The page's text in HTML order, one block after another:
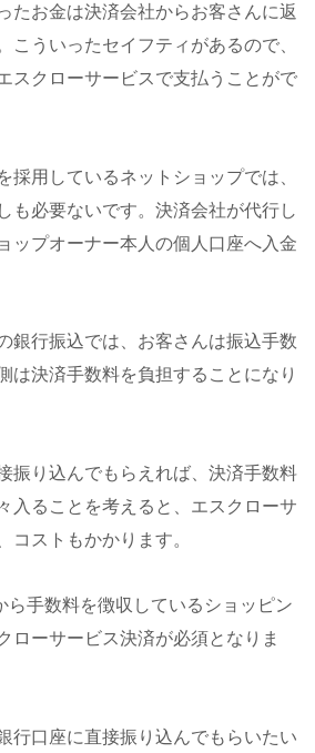
たお金は決済会社からお客さんに返
こういったセイフティがあるので、
スクローサービスで支払うことがで
採用しているネットショップでは、
も必要ないです。決済会社が代行し
ップオーナー本人の個人口座へ入金
銀行振込では、お客さんは振込手数
は決済手数料を負担することになり
振り込んでもらえれば、決済手数料
入ることを考えると、エスクローサ
コストもかかります。
ら手数料を徴収しているショッピン
ローサービス決済が必須となりま
行口座に直接振り込んでもらいたい